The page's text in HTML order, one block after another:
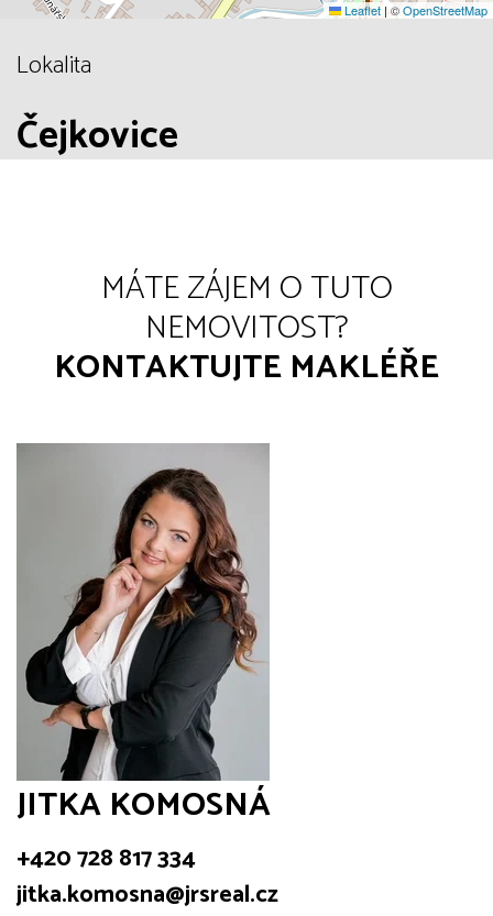
Leaflet |©OpenStreetMap
Lokalita
Čejkovice
MÁTE ZÁJEM O TUTO
NEMOVITOST?
KONTAKTUJTE MAKLÉŘE
JITKA KOMOSNÁ
+420 728 817 334
jitka.komosna@jrsreal.cz